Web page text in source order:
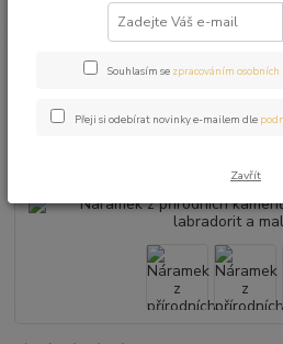
Náramek
Swarovski - labradorit a malachit
Náramek z
perly Swarovski -
Souhlasím se zpracováním osobních
Přeji si odebírat novinky e-mailem dle
Zavřít